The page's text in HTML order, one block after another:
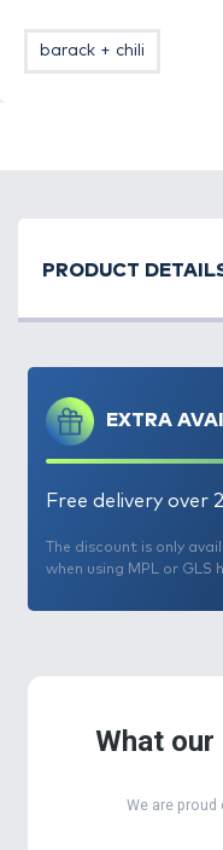
Fokhagyma kivonat,
barack + chili
EXTRA
Free delivery over
The discount is only
when using MPL or GLS
PRODUCT